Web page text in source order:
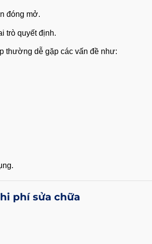
đóng mở.
trò quyết định.
thường dễ gặp các vấn đề như:
phí sửa chữa